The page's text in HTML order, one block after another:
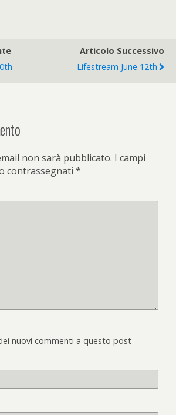
Articolo Successivo
Lifestream June 12th
non sarà pubblicato. I campi
contrassegnati *
nuovi commenti a questo post